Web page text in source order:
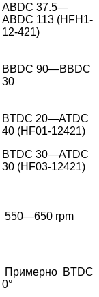
ABDC 37.5—
ABDC 113 (HFH1-
12-421)
BBDC 90—BBDC
30
BTDC 20—ATDC
40 (HF01-12421)
BTDC 30—ATDC
30 (HF03-12421)
550—650 rpm
Примерно BTDC
0°